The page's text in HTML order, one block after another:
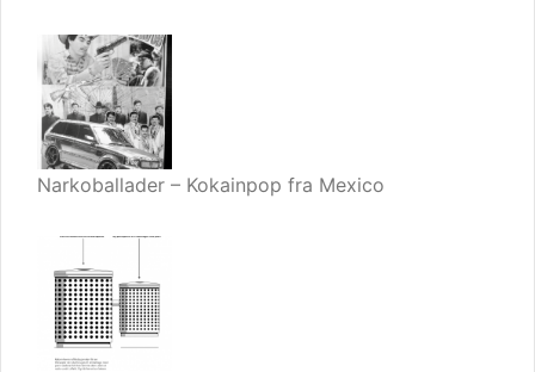
Narkoballader – Kokainpop fra Mexico